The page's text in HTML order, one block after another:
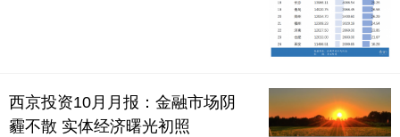
西京投资10月月报：金融市场阴
霾不散 实体经济曙光初照